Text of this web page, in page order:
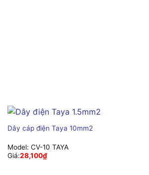
Dây cáp điện Taya 10mm2
Model: CV-10 TAYA
Giá:28,100₫